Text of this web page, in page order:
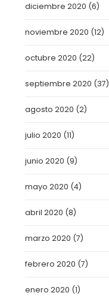
diciembre 2020 (6)
noviembre 2020 (12)
octubre 2020 (22)
septiembre 2020 (37)
agosto 2020 (2)
julio 2020 (11)
junio 2020 (9)
mayo 2020 (4)
abril 2020 (8)
marzo 2020 (7)
febrero 2020 (7)
enero 2020 (1)